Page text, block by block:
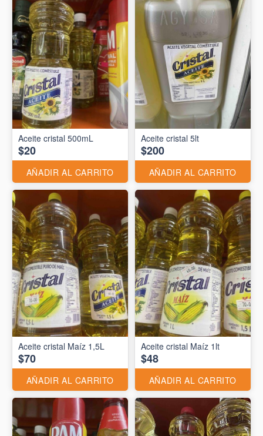
Aceite cristal 500mL
$20
AÑADIR AL CARRITO
Aceite cristal 5lt
$200
AÑADIR AL CARRITO
Aceite cristal Maíz 1,5L
$70
AÑADIR AL CARRITO
Aceite cristal Maíz 1lt
$48
AÑADIR AL CARRITO